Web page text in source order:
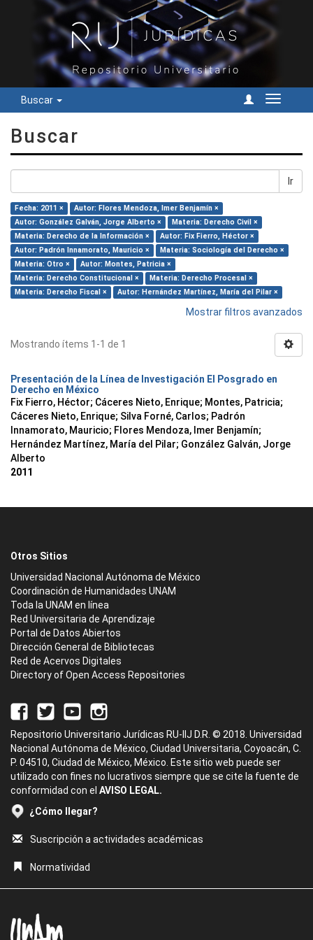
Buscar
Cambiar
Buscar
Ir
Fecha: 2011 ×
Autor: Flores Mendoza, Imer Benjamín ×
Autor: González Galván, Jorge Alberto ×
Materia: Derecho Civil ×
Materia: Derecho de la Información ×
Autor: Fix Fierro, Héctor ×
Autor: Padrón Innamorato, Mauricio ×
Materia: Sociología del Derecho ×
Materia: Otro ×
Autor: Montes, Patricia ×
Materia: Derecho Constitucional ×
Materia: Derecho Procesal ×
Materia: Derecho Fiscal ×
Autor: Hernández Martínez, María del Pilar ×
Mostrar filtros avanzados
Mostrando ítems 1-1 de 1
Presentación de la Línea de Investigación El Posgrado en
Derecho en México
Fix Fierro, Héctor; Cáceres Nieto, Enrique; Montes, Patricia;
Cáceres Nieto, Enrique; Silva Forné, Carlos; Padrón
Innamorato, Mauricio; Flores Mendoza, Imer Benjamín;
Hernández Martínez, María del Pilar; González Galván, Jorge
Alberto
2011
Otros Sitios
Universidad Nacional Autónoma de México
Coordinación de Humanidades UNAM
Toda la UNAM en línea
Red Universitaria de Aprendizaje
Portal de Datos Abiertos
Dirección General de Bibliotecas
Red de Acervos Digitales
Directory of Open Access Repositories
Repositorio Universitario Jurídicas RU-IIJ D.R. © 2018. Universidad
Nacional Autónoma de México, Ciudad Universitaria, Coyoacán, C.
P. 04510, Ciudad de México, México. Este sitio web puede ser
utilizado con fines no lucrativos siempre que se cite la fuente de
conformidad con el AVISO LEGAL.
¿Cómo llegar?
Suscripción a actividades académicas
Normatividad